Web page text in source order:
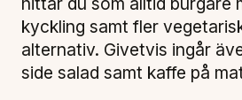
kyckling samt fler
alternativ. Givetvis ingår
side salad samt kaffe på